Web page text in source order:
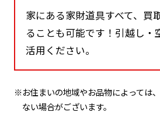
ることも可能です！引越し・